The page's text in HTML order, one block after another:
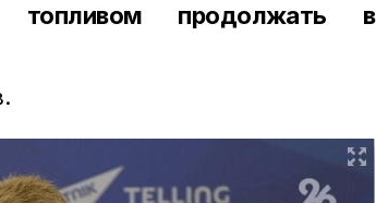
топливом продолжать в